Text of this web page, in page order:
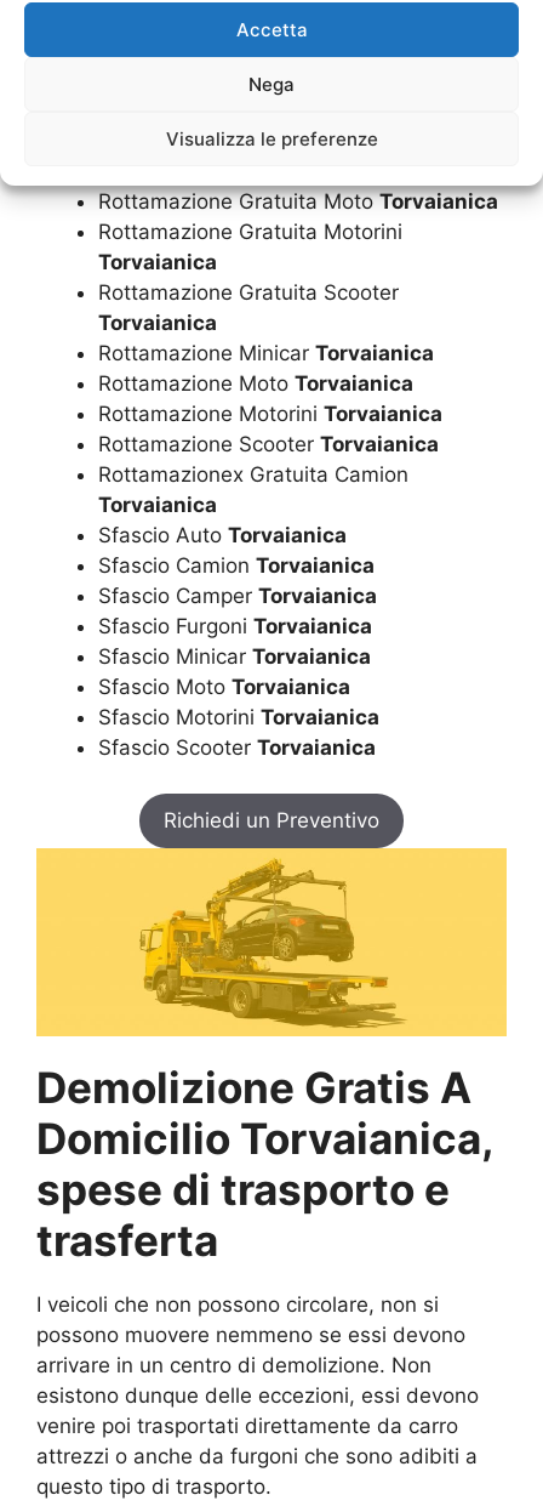
Accetta
Nega
Visualizza le preferenze
Rottamazione Gratuita Camper
Rottamazione Gratuita Furgoni
Rottamazione Gratuita Minicar
Rottamazione Gratuita MotoTorvaianica
Rottamazione Gratuita Motorini
Torvaianica
Rottamazione Gratuita Scooter
Torvaianica
Rottamazione Minicar Torvaianica
Rottamazione Moto Torvaianica
Rottamazione Motorini Torvaianica
Rottamazione Scooter Torvaianica
Rottamazionex Gratuita Camion
Torvaianica
Sfascio Auto Torvaianica
Sfascio Camion Torvaianica
Sfascio Camper Torvaianica
Sfascio Furgoni Torvaianica
Sfascio Minicar Torvaianica
Sfascio Moto Torvaianica
Sfascio Motorini Torvaianica
Sfascio Scooter Torvaianica
Richiedi un Preventivo
Demolizione Gratis A
Domicilio Torvaianica,
spese di trasporto e
trasferta
I veicoli che non possono circolare, non si
possono muovere nemmeno se essi devono
arrivare in un centro di demolizione. Non
esistono dunque delle eccezioni, essi devono
venire poi trasportati direttamente da carro
attrezzi o anche da furgoni che sono adibiti a
questo tipo di trasporto.